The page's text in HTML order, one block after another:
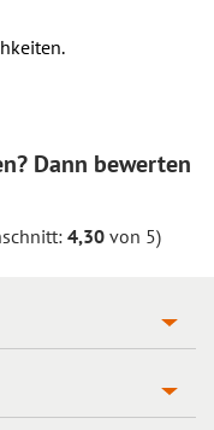
Dann bewerten
4,30 von 5)